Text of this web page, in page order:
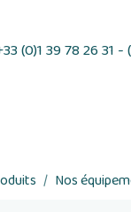
(0)1 39 78 26 31
Nos